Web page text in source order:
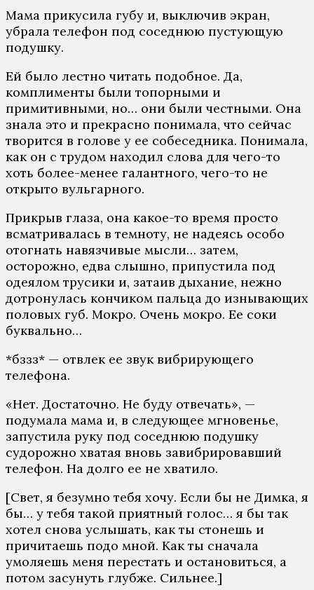
Мама прикусила губу и, выключив экран,
убрала телефон под соседнюю пустующую
подушку.
Ей было лестно читать подобное. Да,
комплименты были топорными и
примитивными, но… они были честными. Она
знала это и прекрасно понимала, что сейчас
творится в голове у ее собеседника. Понимала,
как он с трудом находил слова для чего-то
хоть более-менее галантного, чего-то не
открыто вульгарного.
Прикрыв глаза, она какое-то время просто
всматривалась в темноту, не надеясь особо
отогнать навязчивые мысли… затем,
осторожно, едва слышно, припустила под
одеялом трусики и, затаив дыхание, нежно
дотронулась кончиком пальца до изнывающих
половых губ. Мокро. Очень мокро. Ее соки
буквально…
*бззз* — отвлек ее звук вибрирующего
телефона.
«Нет. Достаточно. Не буду отвечать», —
подумала мама и, в следующее мгновенье,
запустила руку под соседнюю подушку
судорожно хватая вновь завибрировавший
телефон. На долго ее не хватило.
[Свет, я безумно тебя хочу. Если бы не Димка, я
бы… у тебя такой приятный голос… я бы так
хотел снова услышать, как ты стонешь и
причитаешь подо мной. Как ты сначала
умоляешь меня перестать и остановиться, а
потом засунуть глубже. Сильнее.]